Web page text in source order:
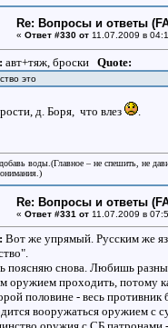
Re: Вопросы и ответы
« Ответ #330 от11.07.2009 в
: авт+тяж, броски Quote:
это
д. Боря, что влез .
воды.(Главное – не спешить, не
Re: Вопросы и ответы
« Ответ #331 от11.07.2009 в
: Вот же упрямый. Русским же
поясняю снова. Любишь
оружием проходить, потому
половине - весь
вооружаться оружием с